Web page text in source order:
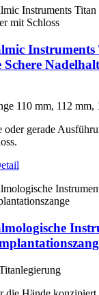
Instruments
Schere
110 mm, 112 mm,
oder gerade